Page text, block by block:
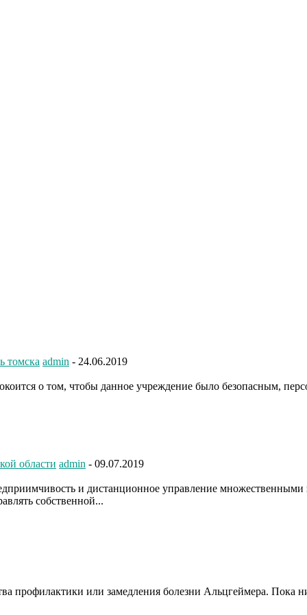
томска admin - 24.06.2019
о том, чтобы данное учреждение было безопасным,
области admin - 09.07.2019
и дистанционное управление
собственной...
профилактики или замедления болезни Альцгеймера.